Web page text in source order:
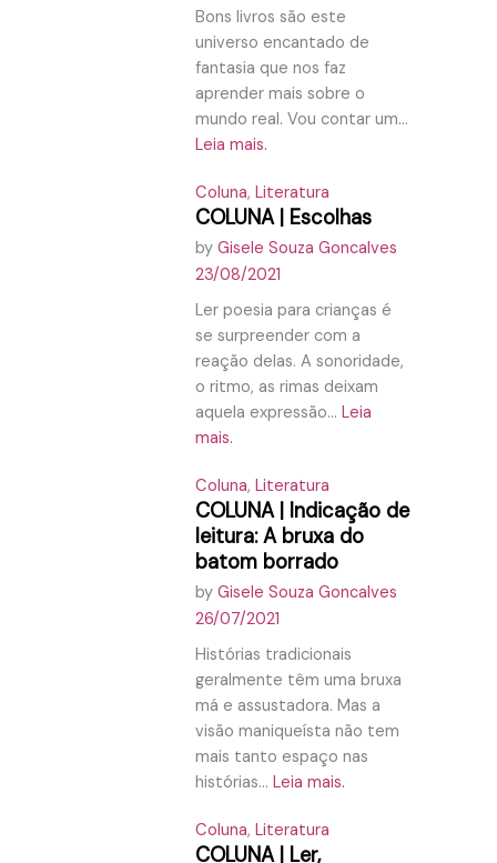
Bons livros são este
universo encantado de
fantasia que nos faz
aprender mais sobre o
mundo real. Vou contar um...
Leia mais.
Coluna, Literatura
COLUNA | Escolhas
by Gisele Souza Goncalves
23/08/2021
Ler poesia para crianças é
se surpreender com a
reação delas. A sonoridade,
o ritmo, as rimas deixam
aquela expressão... Leia
mais.
Coluna, Literatura
COLUNA | Indicação de
leitura: A bruxa do
batom borrado
by Gisele Souza Goncalves
26/07/2021
Histórias tradicionais
geralmente têm uma bruxa
má e assustadora. Mas a
visão maniqueísta não tem
mais tanto espaço nas
histórias... Leia mais.
Coluna, Literatura
COLUNA | Ler,